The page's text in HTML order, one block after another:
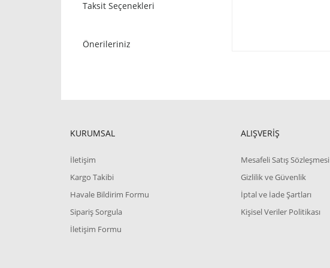
Taksit Seçenekleri
Önerileriniz
KURUMSAL
İletişim
Kargo Takibi
Havale Bildirim Formu
Sipariş Sorgula
İletişim Formu
ALIŞVERİŞ
Mesafeli Satış Sözleşmesi
Gizlilik ve Güvenlik
İptal ve İade Şartları
Kişisel Veriler Politikası